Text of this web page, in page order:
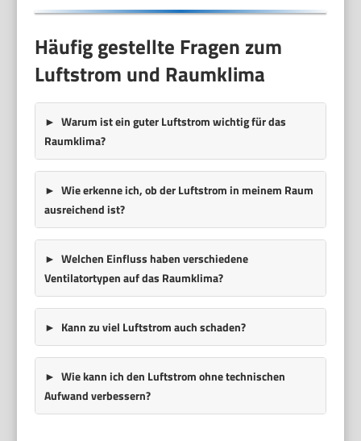
Häufig gestellte Fragen zum
Luftstrom und Raumklima
Warum ist ein guter Luftstrom wichtig für das
Raumklima?
Wie erkenne ich, ob der Luftstrom in meinem Raum
ausreichend ist?
Welchen Einfluss haben verschiedene
Ventilatortypen auf das Raumklima?
Kann zu viel Luftstrom auch schaden?
Wie kann ich den Luftstrom ohne technischen
Aufwand verbessern?